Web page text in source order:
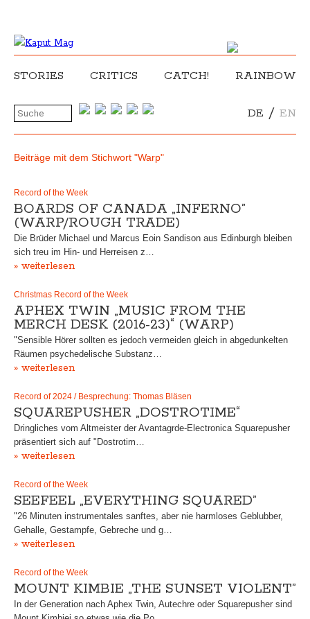
STORIES CRITICS CATCH! RAINBOW
DE / EN
Beiträge mit dem Stichwort "Warp"
Record of the Week
BOARDS OF CANADA „INFERNO”
(WARP/ROUGH TRADE)
Die Brüder Michael und Marcus Eoin Sandison aus Edinburgh bleiben
sich treu im Hin- und Herreisen z…
» weiterlesen
Christmas Record of the Week
APHEX TWIN „MUSIC FROM THE
MERCH DESK (2016-23)“ (WARP)
"Sensible Hörer sollten es jedoch vermeiden gleich in abgedunkelten
Räumen psychedelische Substanz…
» weiterlesen
Record of 2024 / Besprechung: Thomas Bläsen
SQUAREPUSHER „DOSTROTIME“
Dringliches vom Altmeister der Avantagrde-Electronica Squarepusher
präsentiert sich auf "Dostrotim…
» weiterlesen
Record of the Week
SEEFEEL „EVERYTHING SQUARED”
"26 Minuten instrumentales sanftes, aber nie harmloses Geblubber,
Gehalle, Gestampfe, Gebreche und g…
» weiterlesen
Record of the Week
MOUNT KIMBIE „THE SUNSET VIOLENT”
In der Generation nach Aphex Twin, Autechre oder Squarepusher sind